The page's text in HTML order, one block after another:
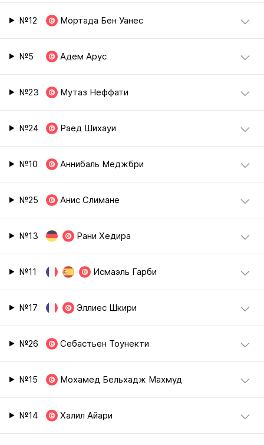
№12 Мортада Бен Уанес
№5 Адем Арус
№23 Мутаз Неффати
№24 Раед Шихауи
№10 Аннибаль Меджбри
№25 Анис Слимане
№13 Рани Хедира
№11 Исмаэль Гарби
№17 Эллиес Шкири
№26 Себастьен Тоунекти
№15 Мохамед Бельхадж Махмуд
№14 Халил Айари